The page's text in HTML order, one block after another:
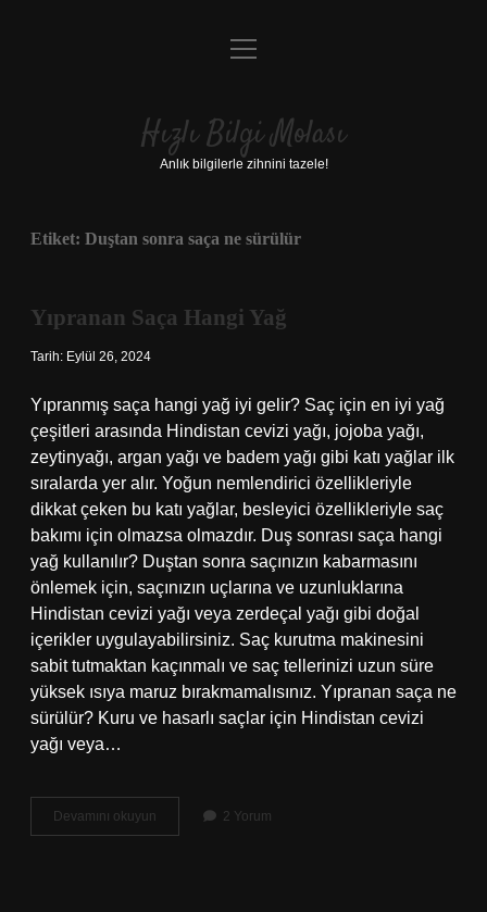
Anasayfa
Yasal Uyarı
menüyü
Hızlı Bilgi Molası
Anlık bilgilerle zihnini tazele!
Etiket: Duştan sonra saça ne sürülür
Yıpranan Saça Hangi Yağ
Tarih: Eylül 26, 2024
Yıpranmış saça hangi yağ iyi gelir? Saç için en iyi yağ
çeşitleri arasında Hindistan cevizi yağı, jojoba yağı,
zeytinyağı, argan yağı ve badem yağı gibi katı yağlar ilk
sıralarda yer alır. Yoğun nemlendirici özellikleriyle
dikkat çeken bu katı yağlar, besleyici özellikleriyle saç
bakımı için olmazsa olmazdır. Duş sonrası saça hangi
yağ kullanılır? Duştan sonra saçınızın kabarmasını
önlemek için, saçınızın uçlarına ve uzunluklarına
Hindistan cevizi yağı veya zerdeçal yağı gibi doğal
içerikler uygulayabilirsiniz. Saç kurutma makinesini
sabit tutmaktan kaçınmalı ve saç tellerinizi uzun süre
yüksek ısıya maruz bırakmamalısınız. Yıpranan saça ne
sürülür? Kuru ve hasarlı saçlar için Hindistan cevizi
yağı veya…
Devamını okuyun Yıpranan
Saça
2 Yorum